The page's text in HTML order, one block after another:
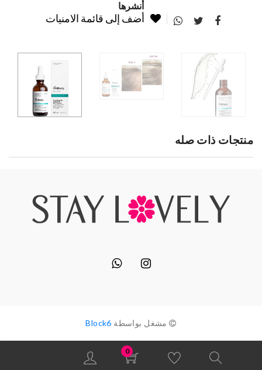
0
أنشرها
أضف إلى قائمة الامنيات
منتجات ذات صله
مشغل بواسطة Block6